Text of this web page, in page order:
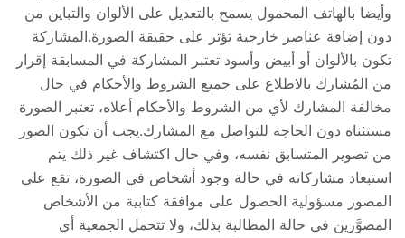
وأيضا بالهاتف المحمول يسمح بالتعديل على الألوان والتباين من
دون إضافة عناصر خارجية تؤثر على حقيقة الصورة.المشاركة
تكون بالألوان أو أبيض وأسود تعتبر المشاركة في المسابقة إقرار
من المُشارك بالاطلاع على جميع الشروط والأحكام في حال
مخالفة المشارك لأي من الشروط والأحكام أعلاه، تعتبر الصورة
مستثناة دون الحاجة للتواصل مع المشارك.يجب أن تكون الصور
من تصوير المتسابق نفسه، وفي حال اكتشاف غير ذلك يتم
استبعاد مشاركاته في حالة وجود أشخاص في الصورة، تقع على
المصور مسؤولية الحصول على موافقة كتابية من الأشخاص
المصوَّرين في حالة المطالبة بذلك، ولا تتحمل الجمعية أي